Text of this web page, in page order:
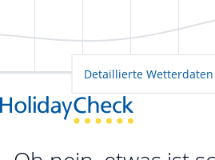
Detaillierte